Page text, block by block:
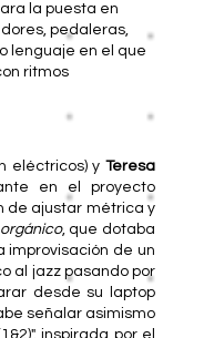
la puesta en
pedaleras,
lenguaje en el que
ritmos
eléctricos)y Teresa
en el proyecto
de ajustar métrica y
orgánico, que dotaba
improvisación de un
al jazz pasando por
desde su laptop
señalar asimismo
inspirada por el